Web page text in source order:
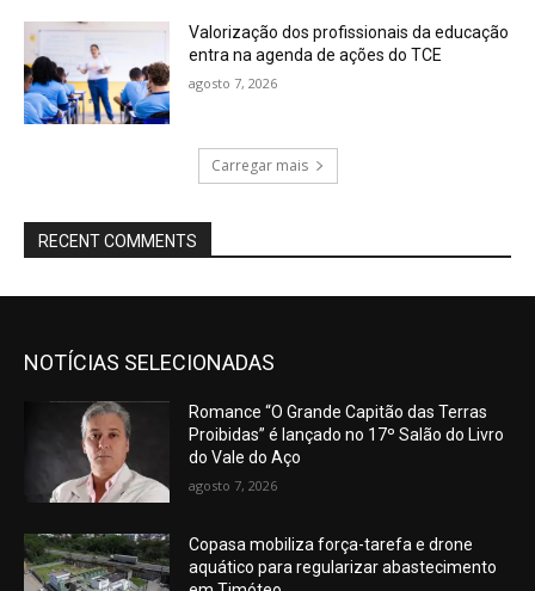
Valorização dos profissionais da educação
entra na agenda de ações do TCE
agosto 7, 2026
Carregar mais
RECENT COMMENTS
NOTÍCIAS SELECIONADAS
Romance “O Grande Capitão das Terras
Proibidas” é lançado no 17º Salão do Livro
do Vale do Aço
agosto 7, 2026
Copasa mobiliza força-tarefa e drone
aquático para regularizar abastecimento